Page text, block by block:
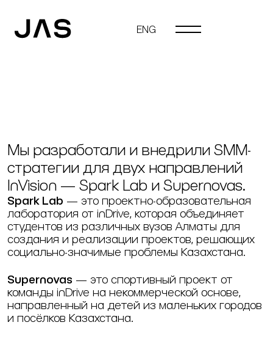
ENG
поддерживает борьбу с несправедливостью в
underserved сообществах
Мы разработали и внедрили SMM-
стратегии для двух направлений
InVision — Spark Lab и Supernovas.
Spark Lab — это проектно-образовательная
лаборатория от inDrive, которая объединяет
студентов из различных вузов Алматы для
создания и реализации проектов, решающих
социально-значимые проблемы Казахстана.
Supernovas — это спортивный проект от
команды inDrive на некоммерческой основе,
направленный на детей из маленьких городов
и посёлков Казахстана.